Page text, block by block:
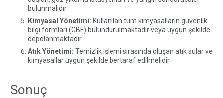
bulunmalıdır.
Kimyasal Yönetimi: Kullanılan tüm kimyasalların güvenlik
bilgi formları (GBF) bulundurulmaktadır veya uygun şekilde
depolanmaktadır.
Atık Yönetimi: Temizlik işlemi sırasında oluşan atık sular ve
kimyasallar uygun şekilde bertaraf edilmelidir.
Sonuç